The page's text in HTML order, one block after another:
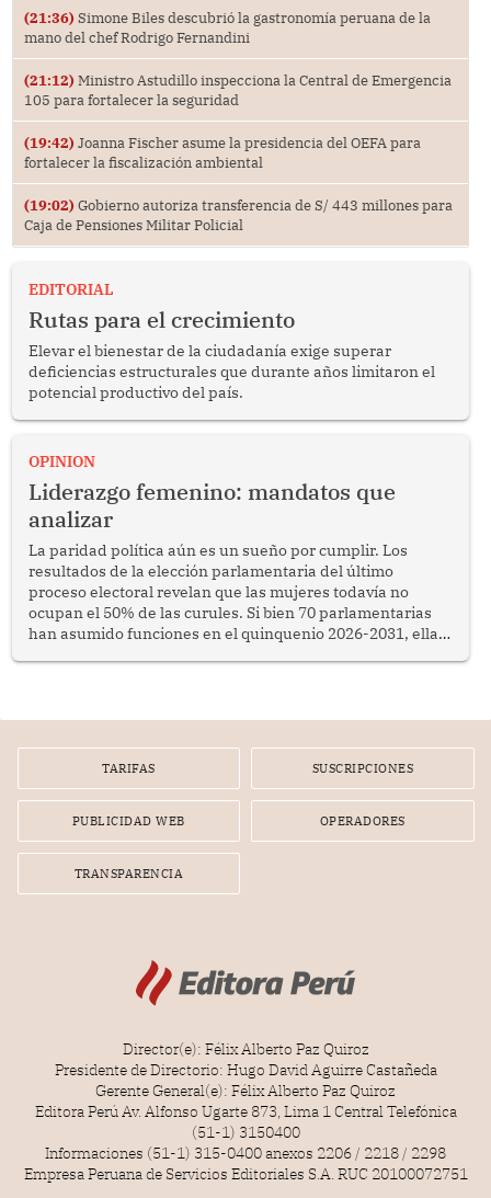
(21:36) Simone Biles descubrió la gastronomía peruana de la
mano del chef Rodrigo Fernandini
(21:12) Ministro Astudillo inspecciona la Central de Emergencia
105 para fortalecer la seguridad
(19:42) Joanna Fischer asume la presidencia del OEFA para
fortalecer la fiscalización ambiental
(19:02) Gobierno autoriza transferencia de S/ 443 millones para
Caja de Pensiones Militar Policial
EDITORIAL
Rutas para el crecimiento
Elevar el bienestar de la ciudadanía exige superar
deficiencias estructurales que durante años limitaron el
potencial productivo del país.
OPINION
Liderazgo femenino: mandatos que
analizar
La paridad política aún es un sueño por cumplir. Los
resultados de la elección parlamentaria del último
proceso electoral revelan que las mujeres todavía no
ocupan el 50% de las curules. Si bien 70 parlamentarias
han asumido funciones en el quinquenio 2026-2031, ellas
TARIFAS SUSCRIPCIONES
PUBLICIDAD WEB OPERADORES
TRANSPARENCIA
Director(e): Félix Alberto Paz Quiroz
Presidente de Directorio: Hugo David Aguirre Castañeda
Gerente General(e): Félix Alberto Paz Quiroz
Editora Perú Av. Alfonso Ugarte 873, Lima 1 Central Telefónica
(51-1) 3150400
Informaciones (51-1) 315-0400 anexos 2206 / 2218 / 2298
Empresa Peruana de Servicios Editoriales S.A. RUC 20100072751